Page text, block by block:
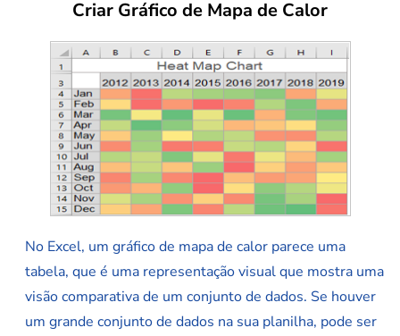
Criar Gráfico de Mapa de Calor
No Excel, um gráfico de mapa de calor parece uma
tabela, que é uma representação visual que mostra uma
visão comparativa de um conjunto de dados. Se houver
um grande conjunto de dados na sua planilha, pode ser